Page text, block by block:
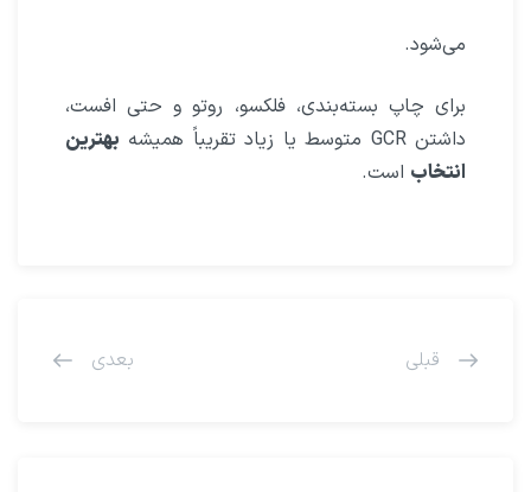
می‌شود.
برای چاپ بسته‌بندی، فلکسو، روتو و حتی افست،
داشتن GCR متوسط یا زیاد تقریباً همیشه
بهترین
انتخاب است.
قبلی بعدی